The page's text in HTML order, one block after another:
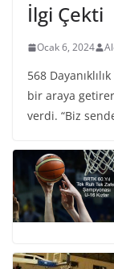
İlgi Çekti
Ocak 6, 2024
568
bir araya
verdi. “Biz